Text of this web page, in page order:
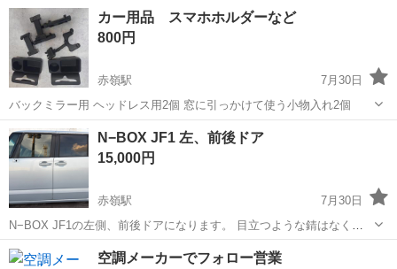
沖縄 糸満市 赤嶺駅 メンテナンス用品 バッテリー
カー用品 スマホホルダーなど
800円
赤嶺駅
7月30日
バックミラー用 ヘッドレス用2個 窓に引っかけて使う小物入れ2個
沖縄 糸満市 その他
N−BOX JF1 左、前後ドア
15,000円
赤嶺駅
7月30日
N−BOX JF1の左側、前後ドアになります。 目立つような錆はなく、
同色のかたは錆直すより、 入れ替えの方が早いし安いかと思います。
取り付けまでのご相談も受け付けます。
沖縄 赤嶺駅
空調メーカーでフォロー営業